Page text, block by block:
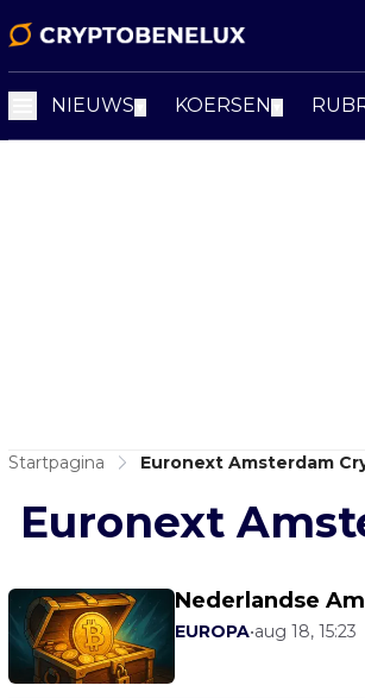
NIEUWS KOERSEN
Startpagina Euronext Amsterdam
Euronext
Nederlandse
EUROPA•aug 18, 15:23